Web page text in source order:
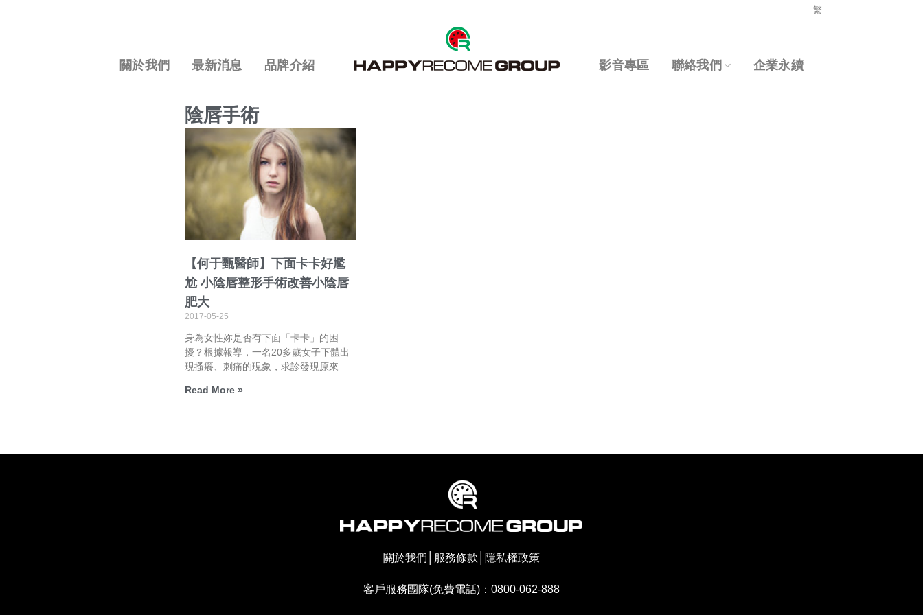
繁
關於我們 最新消息 品牌介紹 影音專區 聯絡我們 企業永續
陰唇手術
【何于甄醫師】下面卡卡好尷
尬 小陰唇整形手術改善小陰唇
肥大
2017-05-25
身為女性妳是否有下面「卡卡」的困
擾？根據報導，一名20多歲女子下體出
現搔癢、刺痛的現象，求診發現原來
Read More »
關於我們 服務條款 隱私權政策
客戶服務團隊(免費電話)：0800-062-888